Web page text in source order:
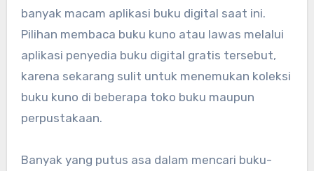
banyak macam aplikasi buku digital saat ini.
Pilihan membaca buku kuno atau lawas melalui
aplikasi penyedia buku digital gratis tersebut,
karena sekarang sulit untuk menemukan koleksi
buku kuno di beberapa toko buku maupun
perpustakaan.
Banyak yang putus asa dalam mencari buku-